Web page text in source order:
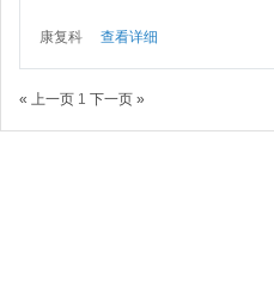
康复科 查看详细
« 上一页 1 下一页 »